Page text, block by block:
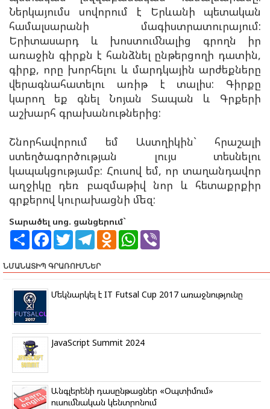
Ներկայումս սովորում է Երևանի պետական
համալսարանի մագիստրատուրայում:
Երիտասարդ և խոստումնալից գրողն իր
առաջին գիրքն է հանձնել ընթերցողի դատին,
գիրք, որը խորհելու և մարդկային արժեքները
վերագնահատելու առիթ է տալիս: Գիրքը
կարող եք գնել Նոյան Տապան և Գրքերի
աշխարհ գրախանութներից:
Շնորհավորում եմ Աստղիկին` հրաշալի
ստեղծագործության լույս տեսնելու
կապակցությամբ: Հուսով եմ, որ տաղանդավոր
աղջիկը դեռ բազմաթիվ նոր և հետաքրքիր
գրքերով կուրախացնի մեզ:
Տարածել սոց. ցանցերում`
S
r
e
F
e
b
o
T
w
t
t
r
T
e
g
a
m
O
k
a
i
k
W
s
p
r
ՆՄԱՆԱՏԻՊ ԳՐԱՌՈՒՄՆԵՐ
Մեկնարկել է IT Futsal Cup 2017 առաջնությունը
JavaScript Summit 2024
Անգլերենի դասընթացներ «Օպտիմում»
ուսումնական կենտրոնում